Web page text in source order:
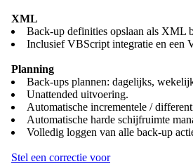
XML
Back-up definities opslaan als XML
Inclusief VBScript integratie en een
Planning
Back-ups plannen: dagelijks,
Unattended uitvoering.
Automatische incrementele /
Automatische harde schijfruimte
Volledig loggen van alle back-up
Stel een correctie voor